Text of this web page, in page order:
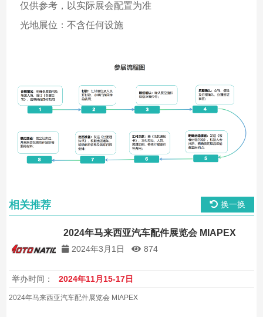
仅供参考，以实际展会配置为准
光地展位：不含任何设施
相关推荐 换一换
2024年马来西亚汽车配件展览会 MIAPEX
2024年3月1日 874
举办时间： 2024年11月15-17日
2024年马来西亚汽车配件展览会 MIAPEX